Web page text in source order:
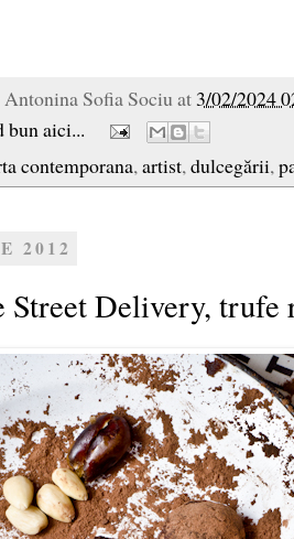
Antonina Sofia Sociu at 3/02/2024
bun aici...
contemporana, artist, dulcegării,
2012
Street Delivery,